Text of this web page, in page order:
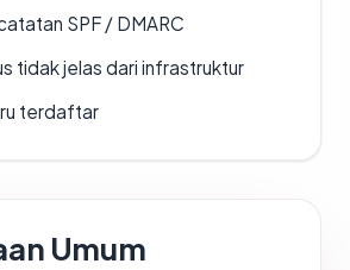
SPF / DMARC
tidak jelas dari infrastruktur
terdaftar
Umum